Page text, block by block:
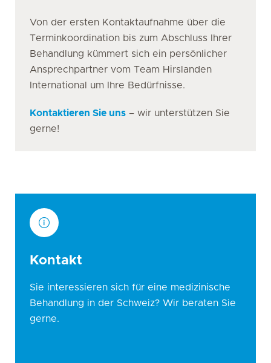
Von der ersten Kontaktaufnahme über die
Terminkoordination bis zum Abschluss Ihrer
Behandlung kümmert sich ein persönlicher
Ansprechpartner vom Team Hirslanden
International um Ihre Bedürfnisse.
Kontaktieren Sie uns – wir unterstützen Sie
gerne!
Kontakt
Sie interessieren sich für eine medizinische
Behandlung in der Schweiz? Wir beraten Sie
gerne.